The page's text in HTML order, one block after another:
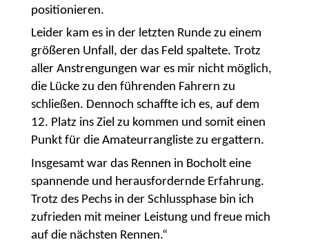
positionieren.
Leider kam es in der letzten Runde zu einem
größeren Unfall, der das Feld spaltete. Trotz
aller Anstrengungen war es mir nicht möglich,
die Lücke zu den führenden Fahrern zu
schließen. Dennoch schaffte ich es, auf dem
12. Platz ins Ziel zu kommen und somit einen
Punkt für die Amateurrangliste zu ergattern.
Insgesamt war das Rennen in Bocholt eine
spannende und herausfordernde Erfahrung.
Trotz des Pechs in der Schlussphase bin ich
zufrieden mit meiner Leistung und freue mich
auf die nächsten Rennen.“